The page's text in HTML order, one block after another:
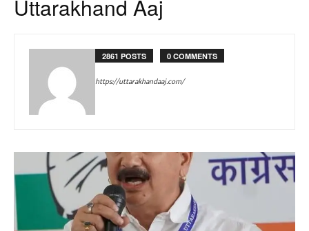
Uttarakhand Aaj
2861 POSTS 0 COMMENTS
https://uttarakhandaaj.com/